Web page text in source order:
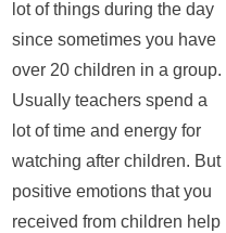
lot of things during the day
since sometimes you have
over 20 children in a group.
Usually teachers spend a
lot of time and energy for
watching after children. But
positive emotions that you
received from children help